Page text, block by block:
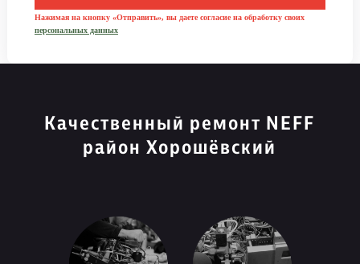
Нажимая на кнопку «Отправить», вы даете согласие на обработку своих
персональных данных
Качественный ремонт NEFF
район Хорошёвский